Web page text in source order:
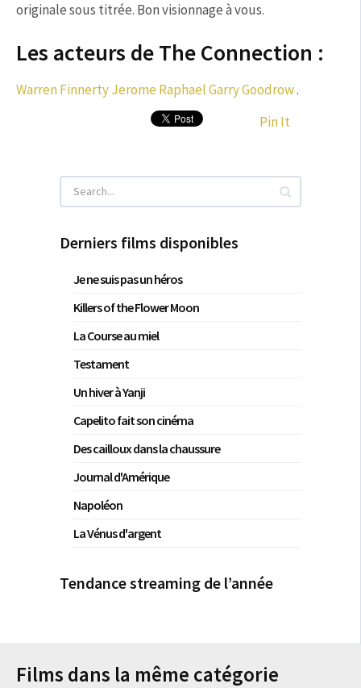
originale sous titrée. Bon visionnage à vous.
Les acteurs de The Connection :
Warren FinnertyJerome RaphaelGarry Goodrow.
Pin It
Derniers films disponibles
Je ne suis pas un héros
Killers of the Flower Moon
La Course au miel
Testament
Un hiver à Yanji
Capelito fait son cinéma
Des cailloux dans la chaussure
Journal d'Amérique
Napoléon
La Vénus d'argent
Tendance streaming de l’année
Films dans la même catégorie